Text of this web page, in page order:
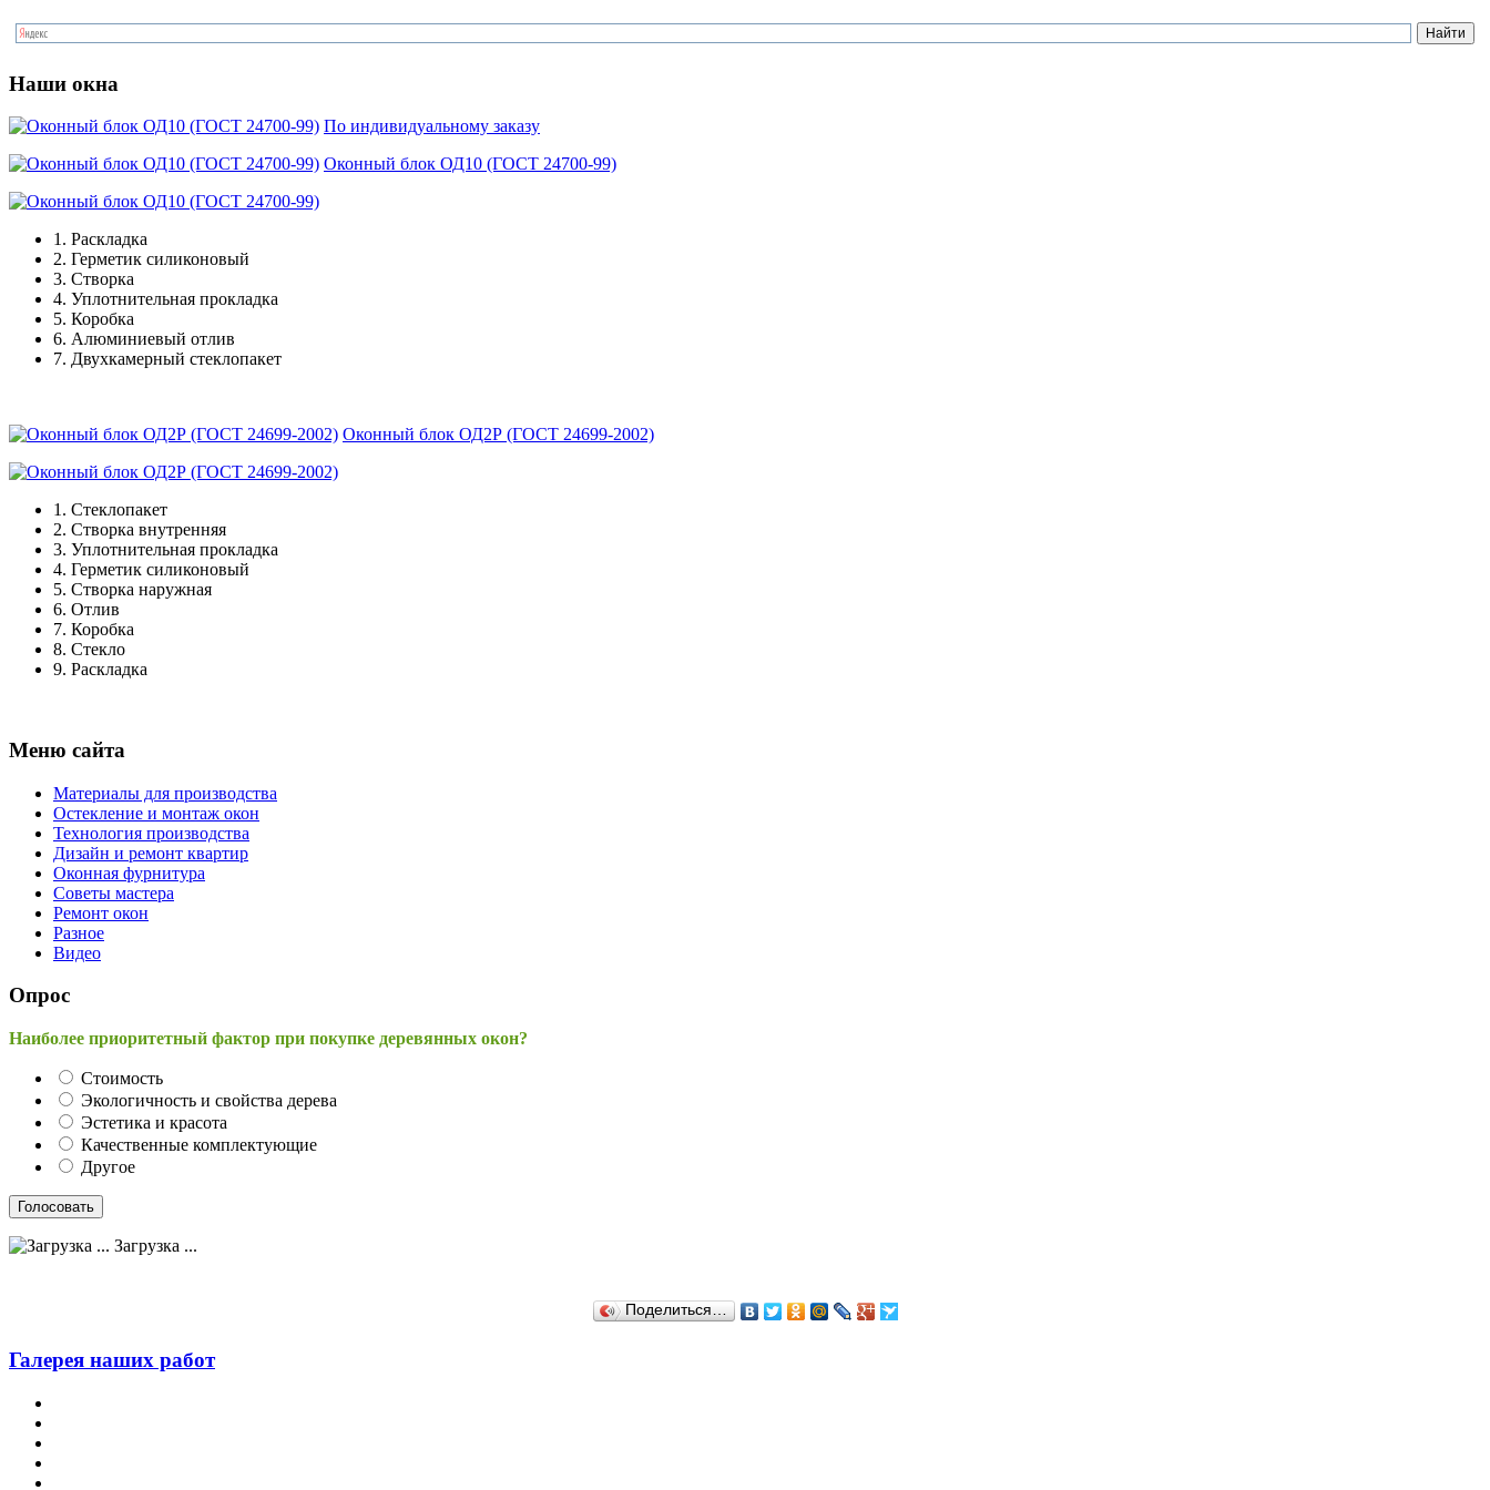
Наши окна
По индивидуальному заказу
Оконный блок ОД10 (ГОСТ 24700-99)
1. Раскладка
2. Герметик силиконовый
3. Створка
4. Уплотнительная прокладка
5. Коробка
6. Алюминиевый отлив
7. Двухкамерный стеклопакет
Оконный блок ОД2Р (ГОСТ 24699-2002)
1. Стеклопакет
2. Створка внутренняя
3. Уплотнительная прокладка
4. Герметик силиконовый
5. Створка наружная
6. Отлив
7. Коробка
8. Стекло
9. Раскладка
Меню сайта
Материалы для производства
Остекление и монтаж окон
Технология производства
Дизайн и ремонт квартир
Оконная фурнитура
Советы мастера
Ремонт окон
Разное
Видео
Опрос
Наиболее приоритетный фактор при покупке деревянных окон?
Стоимость
Экологичность и свойства дерева
Эстетика и красота
Качественные комплектующие
Другое
Загрузка ...
Поделиться…
Галерея наших работ